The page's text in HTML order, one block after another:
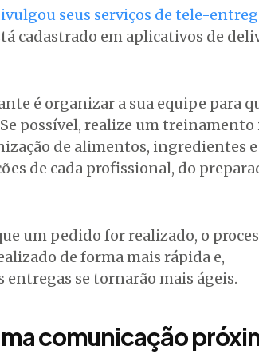
seus serviços de tele-
cadastrado em aplicativos de
é organizar a sua equipe para
possível, realize um
de alimentos, ingredientes e
de cada profissional, do
um pedido for realizado, o
de forma mais rápida e,
entregas se tornarão mais ágeis.
comunicação